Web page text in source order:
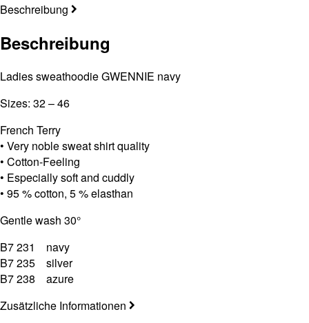
Beschreibung
Beschreibung
Ladies sweathoodie GWENNIE navy
Sizes: 32 – 46
French Terry
• Very noble sweat shirt quality
• Cotton-Feeling
• Especially soft and cuddly
• 95 % cotton, 5 % elasthan
Gentle wash 30°
B7 231 navy
B7 235 silver
B7 238 azure
Zusätzliche Informationen